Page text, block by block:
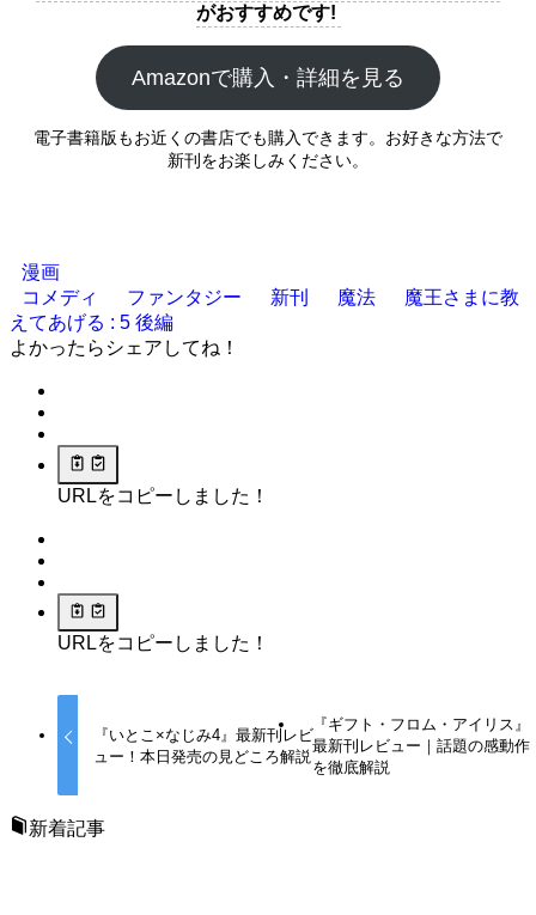
がおすすめです!
Amazonで購入・詳細を見る
電子書籍版もお近くの書店でも購入できます。お好きな方法で
新刊をお楽しみください。
漫画
コメディ
ファンタジー 新刊 魔法
魔王さまに教
えてあげる : 5 後編
よかったらシェアしてね！
URLをコピーしました！
URLをコピーしました！
『いとこ×なじみ4』最新刊レビ
ュー！本日発売の見どころ解説
『ギフト・フロム・アイリス』
最新刊レビュー｜話題の感動作
を徹底解説
新着記事